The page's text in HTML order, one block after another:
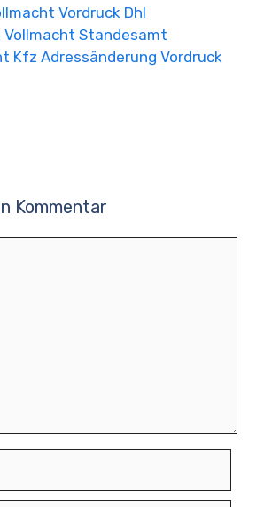
Vordruck Dhl
Vollmacht Standesamt
Kfz Adressänderung Vordruck
Kommentar